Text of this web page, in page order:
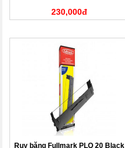
230,000đ
Ruy băng Fullmark PLQ 20 Black